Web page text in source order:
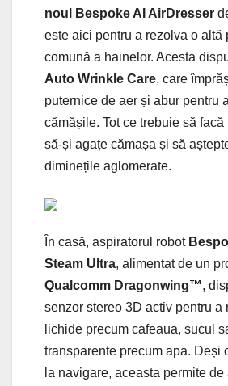
noul Bespoke AI AirDresser
este aici pentru a rezolva o altă
comună a hainelor. Acesta
Auto Wrinkle Care, care
puternice de aer și abur pentru
cămășile. Tot ce trebuie să
să-și agațe cămașa și să
diminețile aglomerate.
În casă, aspiratorul robot
Steam Ultra, alimentat de un
Qualcomm Dragonwing™,
senzor stereo 3D activ pentru a
lichide precum cafeaua, sucul
transparente precum apa. Deși
la navigare, aceasta permite